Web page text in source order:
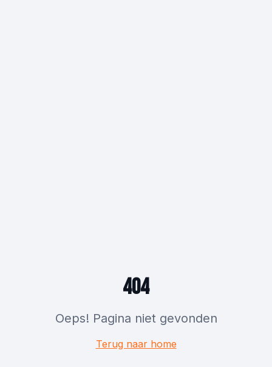
404
Oeps! Pagina niet gevonden
Terug naar home